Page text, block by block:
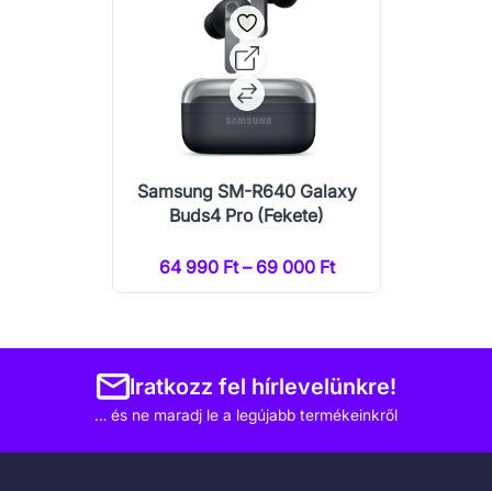
Samsung SM-R640 Galaxy
Buds4 Pro (Fekete)
64 990 Ft – 69 000 Ft
Iratkozz fel hírlevelünkre!
… és ne maradj le a legújabb termékeinkről